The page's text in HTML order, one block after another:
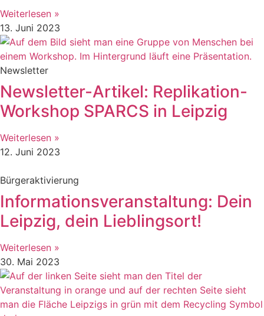
Weiterlesen »
13. Juni 2023
Newsletter
Newsletter-Artikel: Replikation-
Workshop SPARCS in Leipzig
Weiterlesen »
12. Juni 2023
Bürgeraktivierung
Informationsveranstaltung: Dein
Leipzig, dein Lieblingsort!
Weiterlesen »
30. Mai 2023